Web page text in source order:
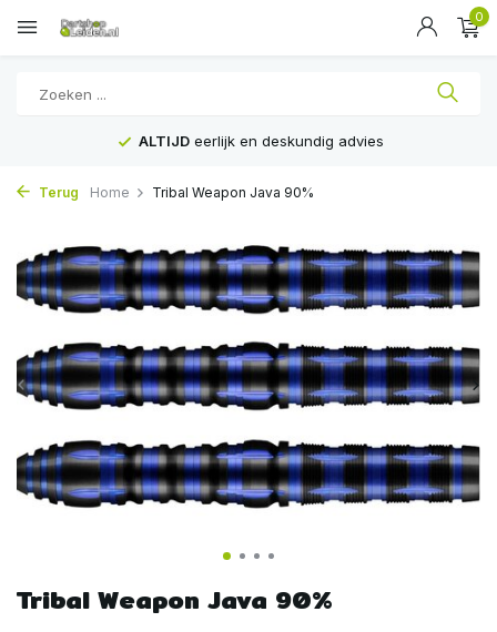
0
ALTIJD eerlijk en deskundig advies
Terug Home Tribal Weapon Java 90%
Tribal Weapon Java 90%